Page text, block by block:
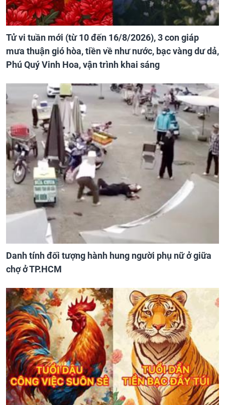
Tử vi tuần mới (từ 10 đến 16/8/2026), 3 con giáp
mưa thuận gió hòa, tiền về như nước, bạc vàng dư dả,
Phú Quý Vinh Hoa, vận trình khai sáng
Danh tính đối tượng hành hung người phụ nữ ở giữa
chợ ở TP.HCM